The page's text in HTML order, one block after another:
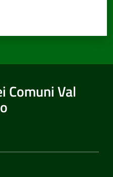
Comuni Val